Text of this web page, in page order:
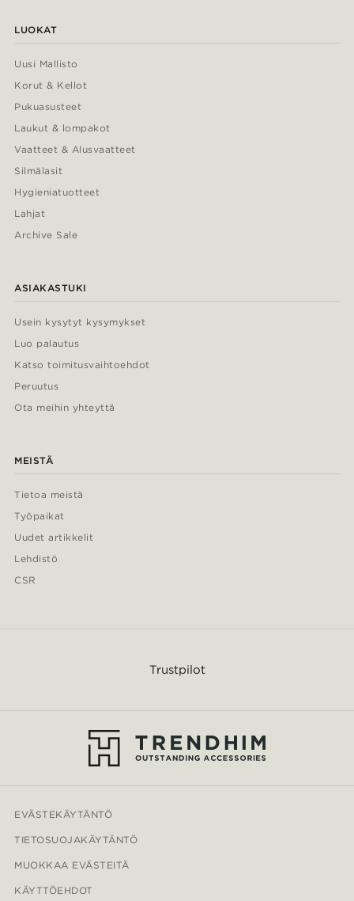
LUOKAT
Uusi Mallisto
Korut & Kellot
Pukuasusteet
Laukut & lompakot
Vaatteet & Alusvaatteet
Silmälasit
Hygieniatuotteet
Lahjat
Archive Sale
ASIAKASTUKI
Usein kysytyt kysymykset
Luo palautus
Katso toimitusvaihtoehdot
Peruutus
Ota meihin yhteyttä
MEISTÄ
Tietoa meistä
Työpaikat
Uudet artikkelit
Lehdistö
CSR
Trustpilot
EVÄSTEKÄYTÄNTÖ
TIETOSUOJAKÄYTÄNTÖ
MUOKKAA EVÄSTEITÄ
KÄYTTÖEHDOT